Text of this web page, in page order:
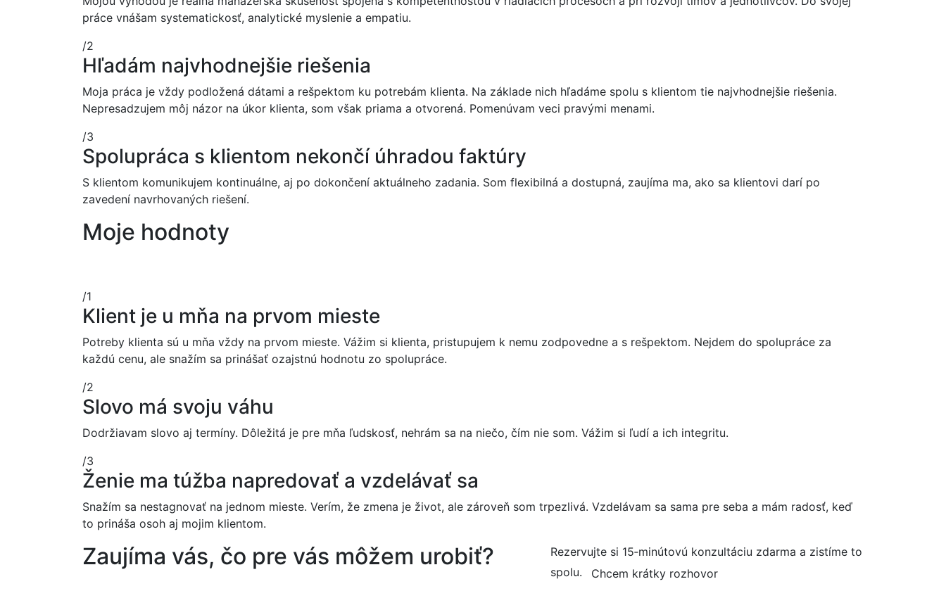
práce vnášam systematickosť, analytické myslenie a empatiu.
/2
Hľadám najvhodnejšie riešenia
Moja práca je vždy podložená dátami a rešpektom ku potrebám klienta. Na základe nich hľadáme spolu s klientom tie najvhodnejšie riešenia.
Nepresadzujem môj názor na úkor klienta, som však priama a otvorená. Pomenúvam veci pravými menami.
/3
Spolupráca s klientom nekončí úhradou faktúry
S klientom komunikujem kontinuálne, aj po dokončení aktuálneho zadania. Som flexibilná a dostupná, zaujíma ma, ako sa klientovi darí po
zavedení navrhovaných riešení.
Moje hodnoty
/1
Klient je u mňa na prvom mieste
Potreby klienta sú u mňa vždy na prvom mieste. Vážim si klienta, pristupujem k nemu zodpovedne a s rešpektom. Nejdem do spolupráce za
každú cenu, ale snažím sa prinášať ozajstnú hodnotu zo spolupráce.
/2
Slovo má svoju váhu
Dodržiavam slovo aj termíny. Dôležitá je pre mňa ľudskosť, nehrám sa na niečo, čím nie som. Vážim si ľudí a ich integritu.
/3
Ženie ma túžba napredovať a vzdelávať sa
Snažím sa nestagnovať na jednom mieste. Verím, že zmena je život, ale zároveň som trpezlivá. Vzdelávam sa sama pre seba a mám radosť, keď
to prináša osoh aj mojim klientom.
Zaujíma vás, čo pre vás môžem urobiť?
Rezervujte si 15‑minútovú konzultáciu zdarma a zistíme to
spolu.
Chcem krátky rozhovor